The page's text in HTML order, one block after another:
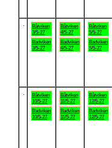
Båtviken
3/5-27
Badviken
3/5-27
Båtviken
4/5-27
Badviken
4/5-27
Båtviken
5/5-27
Badviken
5/5-27
Båtviken
10/5-27
Badviken
10/5-27
Båtviken
11/5-27
Badviken
11/5-27
Båtviken
12/5-27
Badviken
12/5-27